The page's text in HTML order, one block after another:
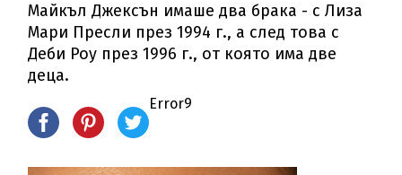
Майкъл Джексън имаше два брака - с Лиза
Мари Пресли през 1994 г., а след това с
Деби Роу през 1996 г., от която има две
деца.
Error9